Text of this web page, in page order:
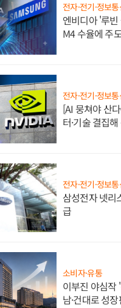
전자·전기·정보통
엔비디아 '루
M4 수율에 주
전자·전기·정보통
[AI 뭉쳐야 산
터·기술 결집
전자·전기·정보통
삼성전자 넷리
급
소비자·유통
이부진 야심작
남·건대로 성